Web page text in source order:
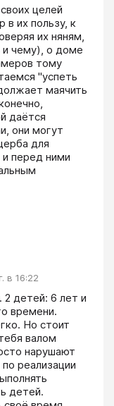
целей
в их пользу, к
их няням,
чему), о доме
тому
"успеть
маячить
даётся
они могут
для
и перед ними
в 16:22
2 детей: 6 лет и
времени.
Но стоит
валом
нарушают
реализации
детей.